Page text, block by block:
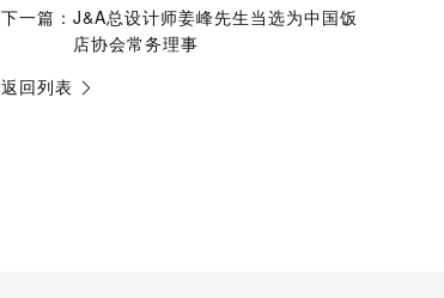
下一篇：J&A总设计师姜峰先生当选为中国饭
店协会常务理事
返回列表